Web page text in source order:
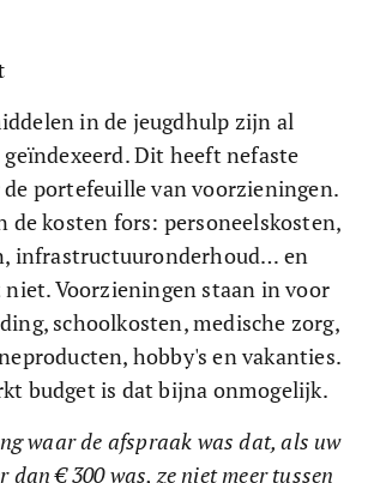
in de jeugdhulp zijn al
Dit heeft nefaste
de portefeuille van voorzieningen.
de kosten fors: personeelskosten,
infrastructuuronderhoud… en
Voorzieningen staan in voor
schoolkosten, medische zorg,
hobby's en vakanties.
budget is dat bijna onmogelijk.
waar de afspraak was dat, als uw
dan € 300 was, ze niet meer tussen